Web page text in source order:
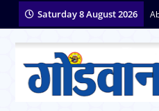
Saturday 8 August 2026